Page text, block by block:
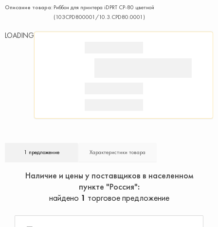
Описание товара: Риббон для принтера iDPRT CP-80 цветной
(103CPD800001/10.3.CPD80.0001)
LOADING
1 предложение Характеристики товара
Наличие и цены у поставщиков в населенном
пункте "Россия"
найдено 1 торговое предложение